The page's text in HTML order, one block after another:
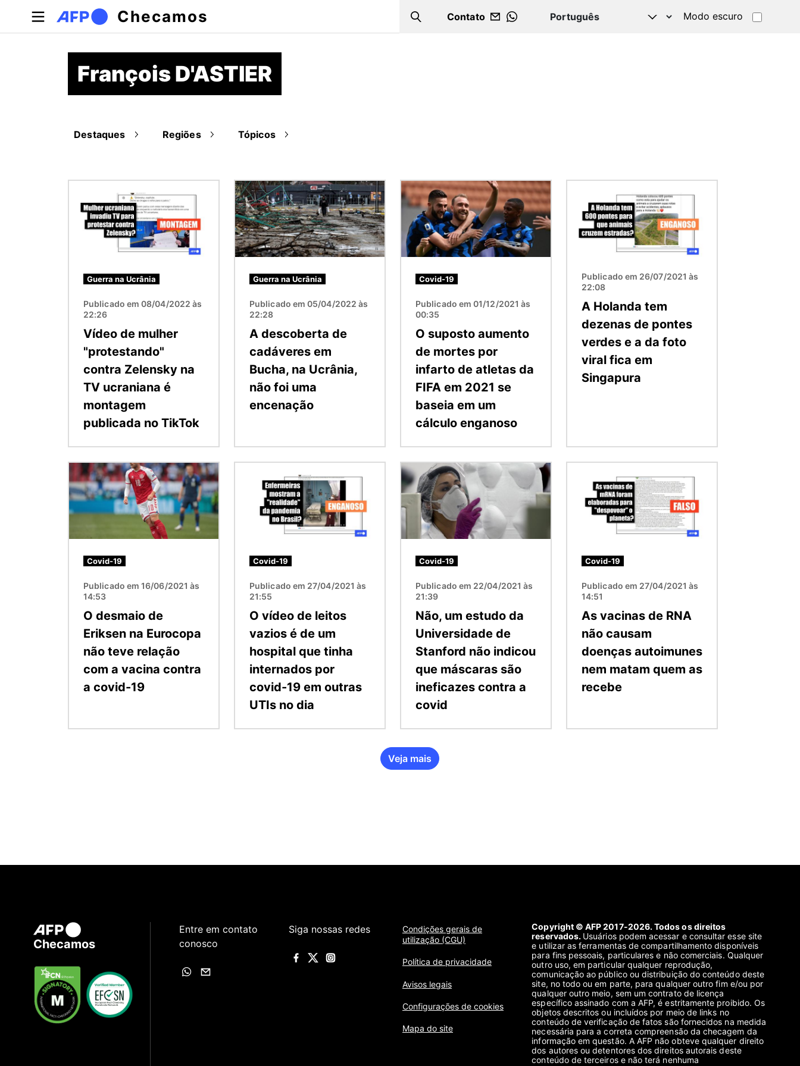
Pular para o conteúdo principal
Checamos Search
Contato
WHATSAPP
Modo escuro
François D'ASTIER
Destaques Regiões Tópicos
Guerra na Ucrânia
Publicado em 08/04/2022 às
22:26
Vídeo de mulher
"protestando"
contra Zelensky na
TV ucraniana é
montagem
publicada no TikTok
Imagem
Guerra na Ucrânia
Publicado em 05/04/2022 às
22:28
A descoberta de
cadáveres em
Bucha, na Ucrânia,
não foi uma
encenação
Imagem
Covid-19
Publicado em 01/12/2021 às
00:35
O suposto aumento
de mortes por
infarto de atletas da
FIFA em 2021 se
baseia em um
cálculo enganoso
Publicado em 26/07/2021 às
22:08
A Holanda tem
dezenas de pontes
verdes e a da foto
viral fica em
Singapura
Imagem
Covid-19
Publicado em 16/06/2021 às
14:53
O desmaio de
Eriksen na Eurocopa
não teve relação
com a vacina contra
a covid-19
Covid-19
Publicado em 27/04/2021 às
21:55
O vídeo de leitos
vazios é de um
hospital que tinha
internados por
covid-19 em outras
UTIs no dia
Imagem
Covid-19
Publicado em 22/04/2021 às
21:39
Não, um estudo da
Universidade de
Stanford não indicou
que máscaras são
ineficazes contra a
covid
Covid-19
Publicado em 27/04/2021 às
14:51
As vacinas de RNA
não causam
doenças autoimunes
nem matam quem as
recebe
Veja mais
Checamos
Entre em contato
conosco
Siga nossas redes
Condições gerais de
utilização (CGU)
Política de privacidade
Avisos legais
Configurações de cookies
Mapa do site
Copyright © AFP 2017-2026. Todos os direitos
reservados. Usuários podem acessar e consultar esse site
e utilizar as ferramentas de compartilhamento disponíveis
para fins pessoais, particulares e não comerciais. Qualquer
outro uso, em particular qualquer reprodução,
comunicação ao público ou distribuição do conteúdo deste
site, no todo ou em parte, para qualquer outro fim e/ou por
qualquer outro meio, sem um contrato de licença
específico assinado com a AFP, é estritamente proibido. Os
objetos descritos ou incluídos por meio de links no
conteúdo de verificação de fatos são fornecidos na medida
necessária para a correta compreensão da checagem da
informação em questão. A AFP não obteve qualquer direito
dos autores ou detentores dos direitos autorais deste
conteúdo de terceiros e não terá nenhuma